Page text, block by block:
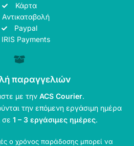
Κάρτα
Αντικαταβολή
Paypal
IRIS Payments
παραγγελιών
με τηνACS Courier.
την επόμενη εργάσιμη ημέρα
σε 1 – 3 εργάσιμες ημέρες.
ο χρόνος παράδοσης μπορεί να